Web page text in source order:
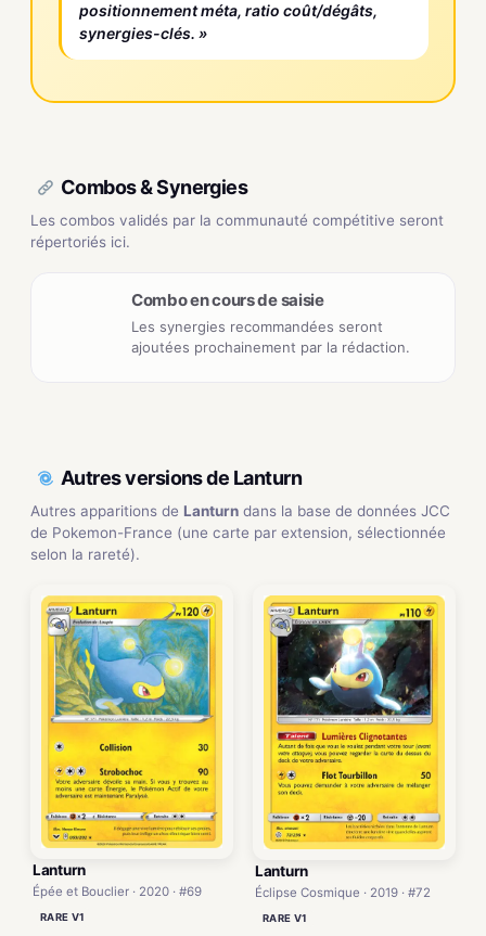
positionnement méta, ratio coût/dégâts,
synergies-clés. »
Combos & Synergies
Les combos validés par la communauté compétitive seront
répertoriés ici.
Combo en cours de saisie
Les synergies recommandées seront
ajoutées prochainement par la rédaction.
Autres versions de Lanturn
Autres apparitions de Lanturn dans la base de données JCC
de Pokemon-France (une carte par extension, sélectionnée
selon la rareté).
Lanturn
Épée et Bouclier · 2020 · #69
RARE V1
Lanturn
Éclipse Cosmique · 2019 · #72
RARE V1